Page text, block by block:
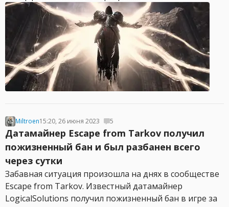
Miltroen15:20, 26 июня 2023 5
Датамайнер Escape from Tarkov получил
пожизненный бан и был разбанен всего
через сутки
Забавная ситуация произошла на днях в сообществе
Escape from Tarkov. Известный датамайнер
LogicalSolutions получил пожизненный бан в игре за